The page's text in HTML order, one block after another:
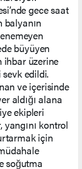
gece saat
balyanın
büyüyen
ihbar üzerine
edildi.
ve içerisinde
aldığı alana
ekipleri
kontrol
için
soğutma